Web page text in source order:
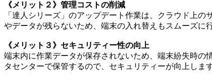
《メリット２》管理コストの削減
「達人シリーズ」のアップデート作業は、クラウド上
やデータが残らないため、端末の入れ替えもスムーズに
《メリット３》セキュリティー性の向上
端末内に作業データが保存されないため、端末紛失時
タセンターで保管するので、セキュリティーが向上します